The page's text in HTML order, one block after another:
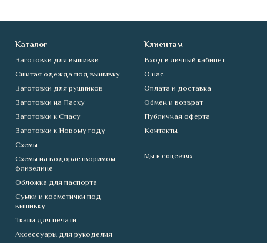
Каталог
Заготовки для вышивки
Сшитая одежда под вышивку
Заготовки для рушников
Заготовки на Пасху
Заготовки к Спасу
Заготовки к Новому году
Схемы
Схемы на водорастворимом
флизелине
Обложка для паспорта
Сумки и косметички под
вышивку
Ткани для печати
Аксессуары для рукоделия
Клиентам
Вход в личный кабинет
О нас
Оплата и доставка
Обмен и возврат
Публичная оферта
Контакты
Мы в соцсетях